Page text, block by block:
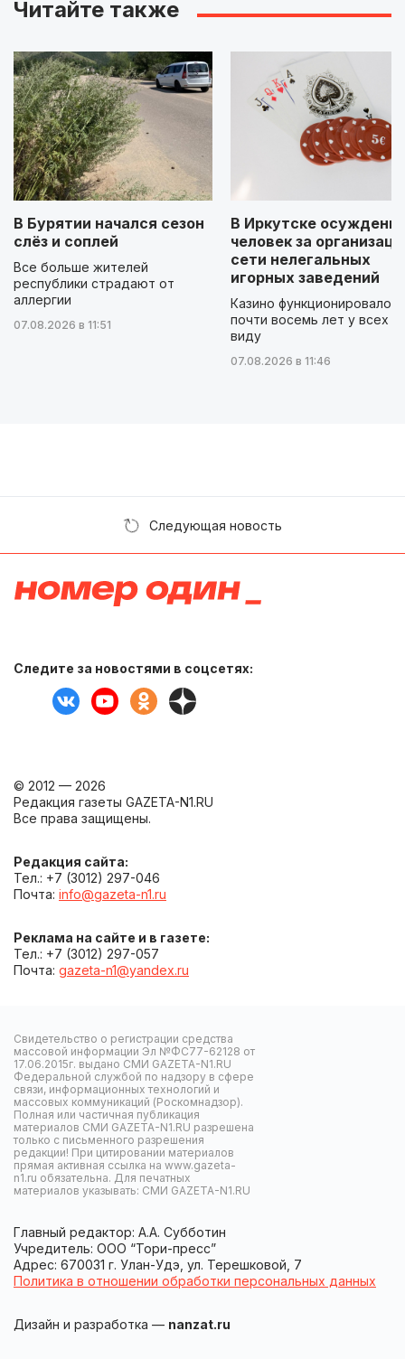
Читайте также
В Бурятии начался сезон
слёз и соплей
Все больше жителей
республики страдают от
аллергии
07.08.2026 в 11:51
В Иркутске осуждены
человек за
сети нелегальных
игорных заведений
Казино функционировало
почти восемь лет у всех
виду
07.08.2026 в 11:46
Следующая новость
Следите за новостями в соцсетях:
© 2012 — 2026
Редакция газеты GAZETA-N1.RU
Все права защищены.
Редакция сайта:
Тел.: +7 (3012) 297-046
Почта: info@gazeta-n1.ru
Реклама на сайте и в газете:
Тел.: +7 (3012) 297-057
Почта: gazeta-n1@yandex.ru
Свидетельство о регистрации средства
массовой информации Эл №ФС77-62128 от
17.06.2015г. выдано СМИ GAZETA-N1.RU
Федеральной службой по надзору в сфере
связи, информационных технологий и
массовых коммуникаций (Роскомнадзор).
Полная или частичная публикация
материалов СМИ GAZETA-N1.RU разрешена
только с письменного разрешения
редакции! При цитировании материалов
прямая активная ссылка на www.gazeta-
n1.ru обязательна. Для печатных
материалов указывать: СМИ GAZETA-N1.RU
Главный редактор: А.А. Субботин
Учредитель: ООО “Тори-пресс”
Адрес: 670031 г. Улан-Удэ, ул. Терешковой, 7
Политика в отношении обработки персональных данных
Дизайн и разработка — nanzat.ru